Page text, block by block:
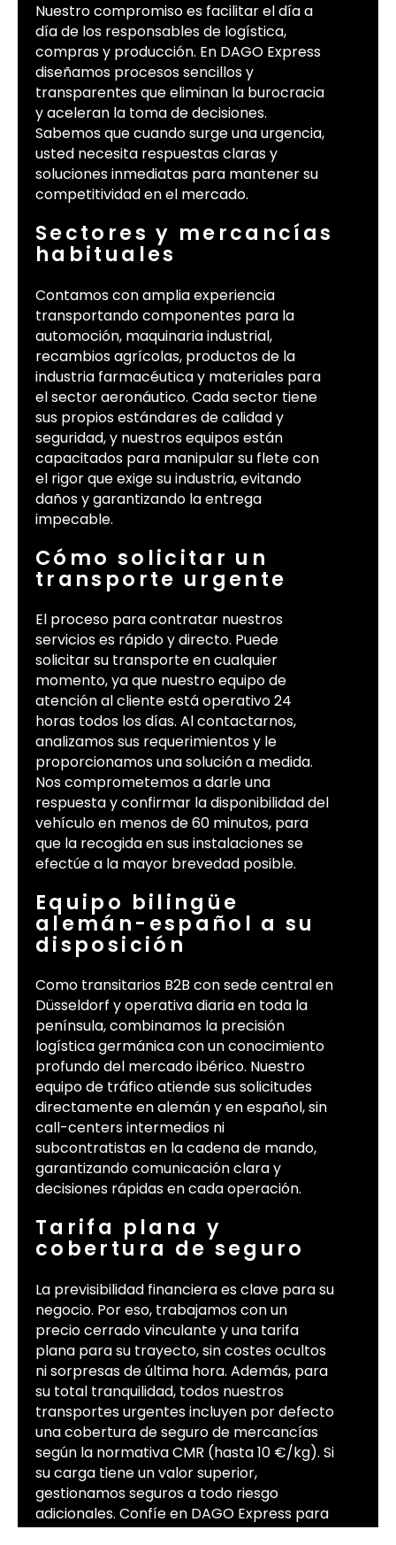
Nuestro compromiso es facilitar el día a
día de los responsables de logística,
compras y producción. En DAGO Express
diseñamos procesos sencillos y
transparentes que eliminan la burocracia
y aceleran la toma de decisiones.
Sabemos que cuando surge una urgencia,
usted necesita respuestas claras y
soluciones inmediatas para mantener su
competitividad en el mercado.
Sectores y mercancías
habituales
Contamos con amplia experiencia
transportando componentes para la
automoción, maquinaria industrial,
recambios agrícolas, productos de la
industria farmacéutica y materiales para
el sector aeronáutico. Cada sector tiene
sus propios estándares de calidad y
seguridad, y nuestros equipos están
capacitados para manipular su flete con
el rigor que exige su industria, evitando
daños y garantizando la entrega
impecable.
Cómo solicitar un
transporte urgente
El proceso para contratar nuestros
servicios es rápido y directo. Puede
solicitar su transporte en cualquier
momento, ya que nuestro equipo de
atención al cliente está operativo 24
horas todos los días. Al contactarnos,
analizamos sus requerimientos y le
proporcionamos una solución a medida.
Nos comprometemos a darle una
respuesta y confirmar la disponibilidad del
vehículo en menos de 60 minutos, para
que la recogida en sus instalaciones se
efectúe a la mayor brevedad posible.
Equipo bilingüe
alemán-español a su
disposición
Como transitarios B2B con sede central en
Düsseldorf y operativa diaria en toda la
península, combinamos la precisión
logística germánica con un conocimiento
profundo del mercado ibérico. Nuestro
equipo de tráfico atiende sus solicitudes
directamente en alemán y en español, sin
call-centers intermedios ni
subcontratistas en la cadena de mando,
garantizando comunicación clara y
decisiones rápidas en cada operación.
Tarifa plana y
cobertura de seguro
La previsibilidad financiera es clave para su
negocio. Por eso, trabajamos con un
precio cerrado vinculante y una tarifa
plana para su trayecto, sin costes ocultos
ni sorpresas de última hora. Además, para
su total tranquilidad, todos nuestros
transportes urgentes incluyen por defecto
una cobertura de seguro de mercancías
según la normativa CMR (hasta 10 €/kg). Si
su carga tiene un valor superior,
gestionamos seguros a todo riesgo
adicionales. Confíe en DAGO Express para
sus envíos críticos; Solicite ahora su precio